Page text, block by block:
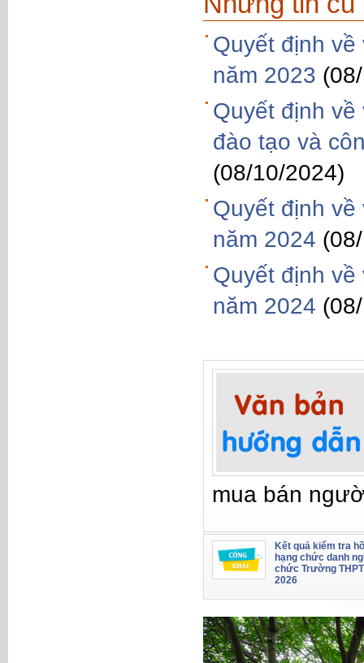
Quyết định
năm 2023
Quyết định
đào tạo và
(08/10/2024)
Quyết định
năm 2024
Quyết định
năm 2024
mua bán
Kết quả kiểm tra
hạng chức danh
chức Trường
2026